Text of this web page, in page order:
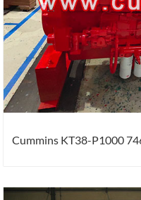
Cummins KT38-P1000